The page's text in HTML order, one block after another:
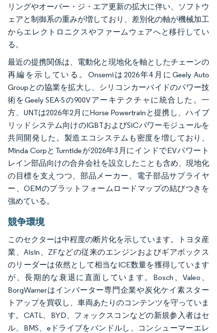
リングやオーバー・ジ・エア更新の拡大に伴い、ソフトウ
ェアと制御系の重みが増しており、差別化の軸が機械加工
からエレクトロニクスやファームウェアへと移行してい
る。
最近の提携関係は、電動化と現地化を軸としたチェーンの
再編を示している。Onsemiは2026年4月にGeely Auto
Groupとの協業を拡大し、シリコンカーバイドのパワー技
術をGeely SEA-Sの900Vアーキテクチャに統合した。一
方、UNTは2026年2月にHorse Powertrainと提携し、ハイブ
リッドシステム向けのIGBTおよびSiCパワーモジュールを
共同開発した。製造エコシステムも密度を増しており、
Minda CorpとTurntideが2026年3月にインドでEVパワート
レイン部品向けの合弁会社を設立したことも含め、現地化
の目標を支えつつ、部品メーカー、電子部品サプライヤ
ー、OEMのプラットフォームロードマップの結びつきを
強めている。
競争環境
このセクターは中程度の断片化を示しています。トヨタ産
業、Aisin、ZFなどの従来のエンジンおよびギアボックス
のリーダーは依然として相当なICE数量を獲得しています
が、長期的な衰退に直面しています。Bosch、Valeo、
BorgWarnerはインバーター専門企業や炭化ケイ素スター
トアップを買収し、車両あたりのコンテンツを守っていま
す。CATL、BYD、フォックスコンなどの新規参入者はセ
ル、BMS、eドライブをバンドルし、コンシューマーエレ